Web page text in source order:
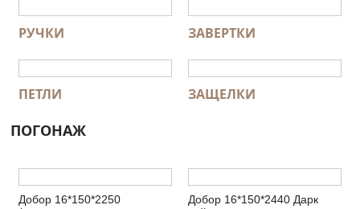
РУЧКИ ЗАВЕРТКИ
ПЕТЛИ ЗАЩЕЛКИ
ПОГОНАЖ
Добор 16*150*2250
Добор 16*150*2440 Дарк